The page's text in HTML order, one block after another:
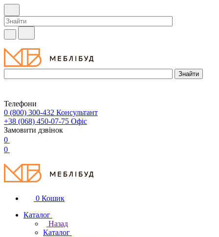
Телефони
0 (800) 300-432 Консультант
+38 (068) 450-07-75 Офіс
Замовити дзвінок
0
0
0 Кошик
Каталог
Назад
Каталог